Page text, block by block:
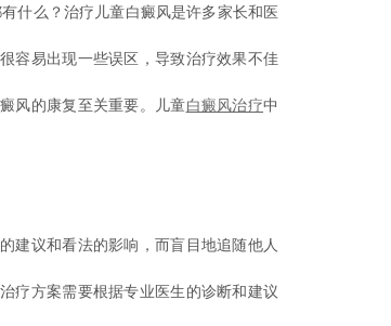
什么？治疗儿童白癜风是许多家长和医
容易出现一些误区，导致治疗效果不佳
风的康复至关重要。儿童白癜风治疗中
议和看法的影响，而盲目地追随他人
疗方案需要根据专业医生的诊断和建议